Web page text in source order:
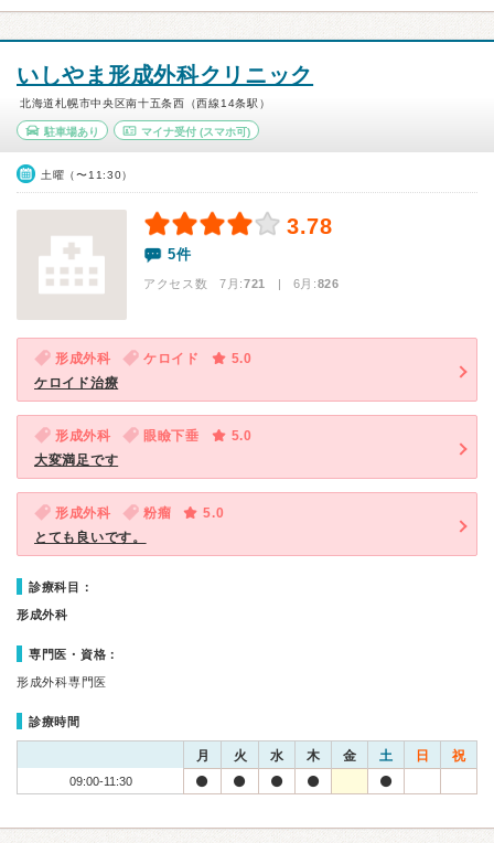
いしやま形成外科クリニック
北海道札幌市中央区南十五条西（西線14条駅）
駐車場あり マイナ受付(スマホ可)
土曜（〜11:30）
3.78
5件
アクセス数 7月:721 | 6月:826
形成外科 ケロイド
5.0
ケロイド治療
形成外科 眼瞼下垂
5.0
大変満足です
形成外科 粉瘤
5.0
とても良いです。
診療科目：
形成外科
専門医・資格：
形成外科専門医
診療時間
月 火 水 木 金 土 日 祝
09:00-11:30